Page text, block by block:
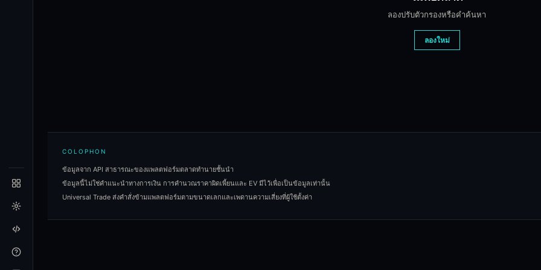
Yes, you can save markets to a watchlist and set up alerts for price changes. The platform also supports saved views
Pulse is the real-time sentiment heatmap across all prediction markets. It aggregates net volume, price movement, and
ลองปรับตัวกรองหรือคำค้นหา
ลองใหม่
COLOPHON
ข้อมูลจาก API สาธารณะของแพลตฟอร์มตลาดทำนายชั้นนำ
ข้อมูลนี้ไม่ใช่คำแนะนำทางการเงิน การคำนวณราคาผิดเพี้ยนและ EV มีไว้เพื่อเป็นข้อมูลเท่านั้น
Universal Trade ส่งคำสั่งข้ามแพลตฟอร์มตามขนาดเลกและเพดานความเสี่ยงที่ผู้ใช้ตั้งค่า